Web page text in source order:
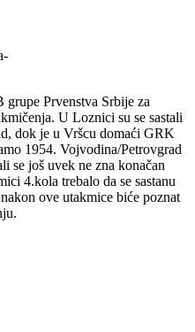
Prvenstva Srbije za
U Loznici su se sastali
dok je u Vršcu domaći GRK
1954. Vojvodina/Petrovgrad
se još uvek ne zna konačan
4.kola trebalo da se sastanu
ove utakmice biće poznat